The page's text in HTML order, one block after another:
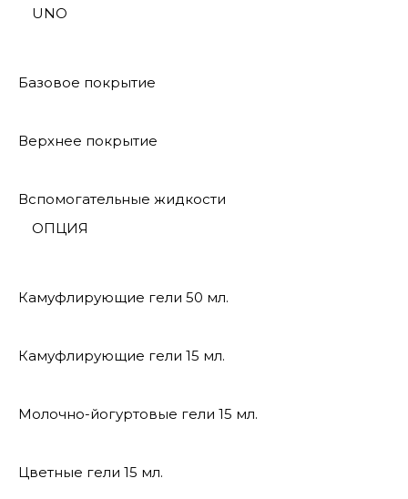
UNO
Базовое покрытие
Верхнее покрытие
Вспомогательные жидкости
ОПЦИЯ
Камуфлирующие гели 50 мл.
Камуфлирующие гели 15 мл.
Молочно-йогуртовые гели 15 мл.
Цветные гели 15 мл.